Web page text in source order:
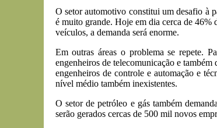
O setor automotivo constitui um desafio à
é muito grande. Hoje em dia cerca de 46%
veículos, a demanda será enorme.
Em outras áreas o problema se repete.
engenheiros de telecomunicação e também
engenheiros de controle e automação e
nível médio também inexistentes.
O setor de petróleo e gás também
serão gerados cercas de 500 mil novos